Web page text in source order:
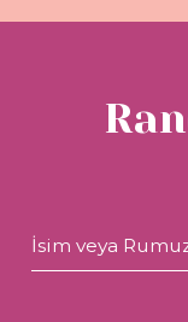
İsim veya